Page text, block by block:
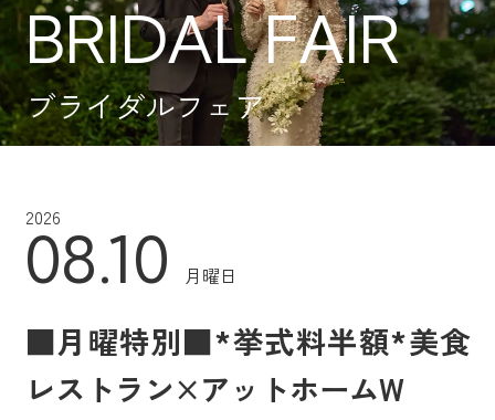
BRIDAL FAIR
ブライダルフェア
2026
08.10 月曜日
■月曜特別■*挙式料半額*美食
レストラン×アットホームW